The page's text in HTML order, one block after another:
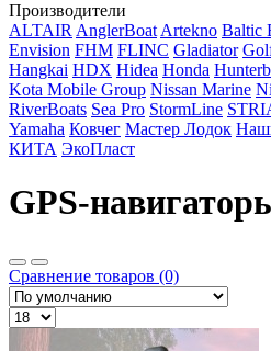
Производители
ALTAIR AnglerBoat Artekno Baltic
Envision FHM FLINC Gladiator
Hangkai HDX Hidea Honda
Kota Mobile Group Nissan Marine
RiverBoats Sea Pro StormLine
Yamaha Ковчег Мастер Лодок
КИТА ЭкоПласт
GPS-
Сравнение товаров (0)